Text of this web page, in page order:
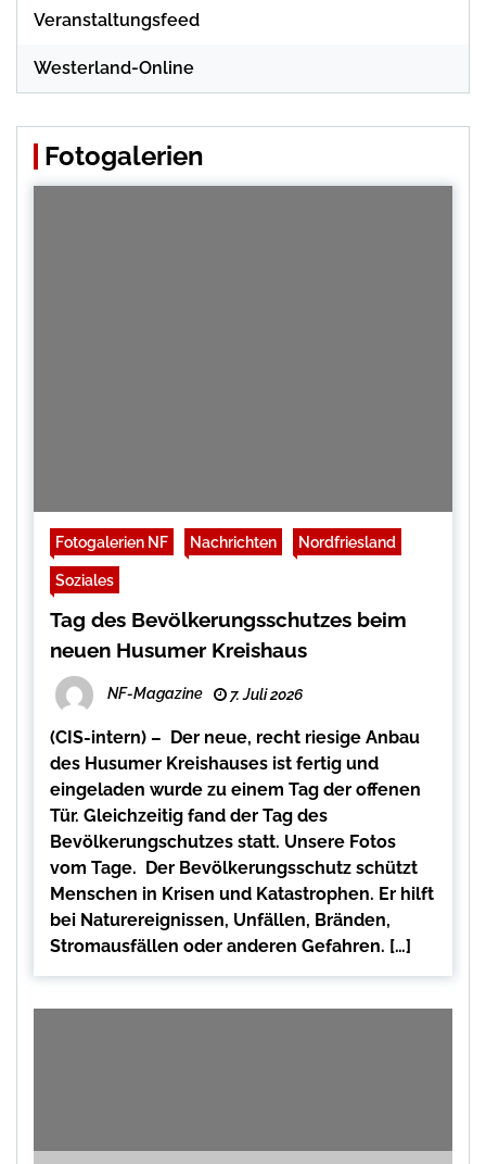
Veranstaltungsfeed
Westerland-Online
Fotogalerien
Fotogalerien NF Nachrichten Nordfriesland
Soziales
Tag des Bevölkerungsschutzes beim
neuen Husumer Kreishaus
NF-Magazine 7. Juli 2026
(CIS-intern) – Der neue, recht riesige Anbau
des Husumer Kreishauses ist fertig und
eingeladen wurde zu einem Tag der offenen
Tür. Gleichzeitig fand der Tag des
Bevölkerungschutzes statt. Unsere Fotos
vom Tage. Der Bevölkerungsschutz schützt
Menschen in Krisen und Katastrophen. Er hilft
bei Naturereignissen, Unfällen, Bränden,
Stromausfällen oder anderen Gefahren. […]